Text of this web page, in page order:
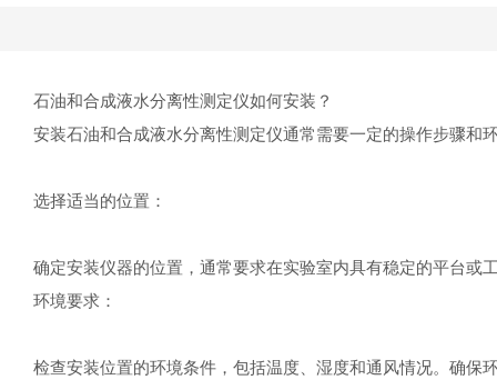
石油和合成液水分离性测定仪如何安装？
安装石油和合成液水分离性测定仪通常需要一定的操作步骤和
选择适当的位置：
确定安装仪器的位置，通常要求在实验室内具有稳定的平台或
环境要求：
检查安装位置的环境条件，包括温度、湿度和通风情况。确保